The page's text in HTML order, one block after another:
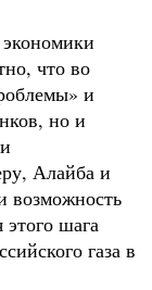
что во
и
но и
Алайба и
возможность
шага
газа в